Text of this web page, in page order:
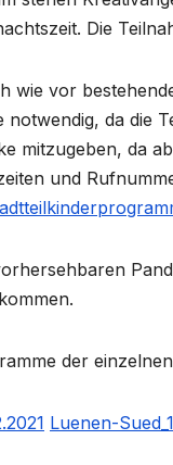
Die
wie vor
notwendig, da die
mitzugeben, da
und
der
Luenen-